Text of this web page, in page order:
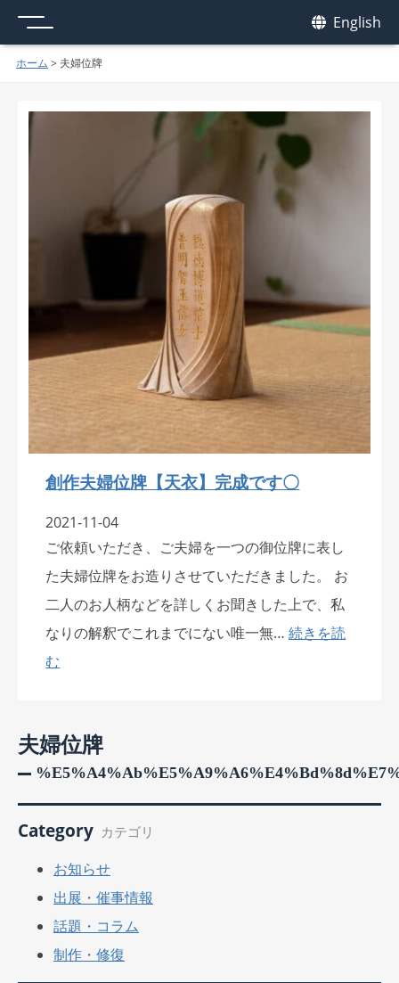
English
ホーム > 夫婦位牌
夫婦位牌
Category カテゴリ
お知らせ
出展・催事情報
話題・コラム
制作・修復
創作夫婦位牌【天衣】完成です〇
2021-11-04
ご依頼いただき、ご夫婦を一つの御位牌に表し
た夫婦位牌をお造りさせていただきました。 お
二人のお人柄などを詳しくお聞きした上で、私
なりの解釈でこれまでにない唯一無…続きを読
む